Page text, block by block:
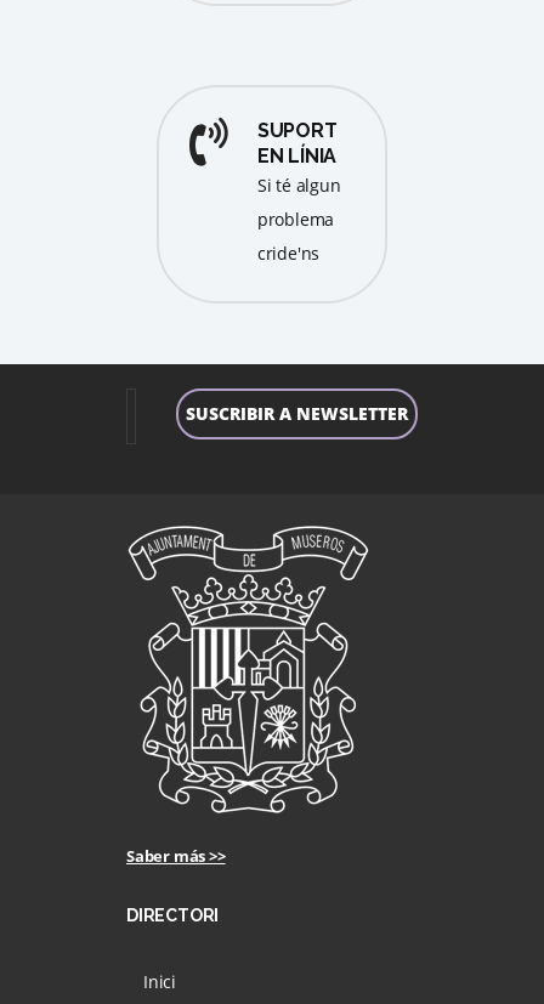
SUPORT
EN LÍNIA
Si té algun
problema
cride'ns
Saber más >>
DIRECTORI
Inici